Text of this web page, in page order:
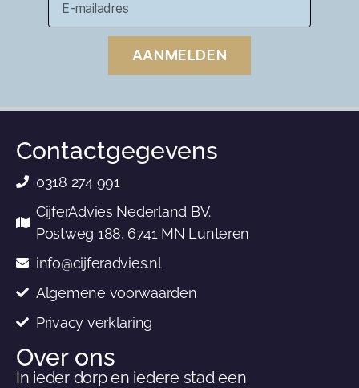
AANMELDEN
Contactgegevens
0318 274 991
CijferAdvies Nederland BV.
Postweg 188, 6741 MN Lunteren
info@cijferadvies.nl
Algemene voorwaarden
Privacy verklaring
Over ons
In ieder dorp en iedere stad een